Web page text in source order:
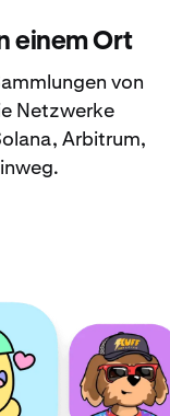
einem Ort
von
Netzwerke
Arbitrum,